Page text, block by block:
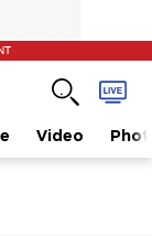
Video